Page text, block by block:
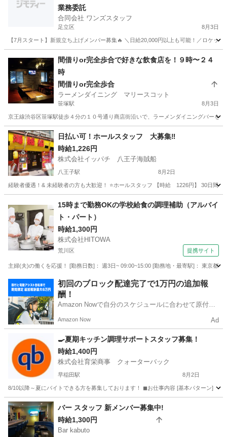
業務委託
合同会社 ワンズスタッフ
足立区 8月3日
【7月スタート】新規立ち上げメンバー募集🔥 ＼日給20,000円以上も可能！／
デリバリー オープニング
間借りor完全歩合で好きな飲食店を！９時〜２４
時
間借りor完全歩合
ラーメンダイニング マリースコット
笹塚駅 8月3日
京王線渋谷区笹塚駅徒歩４分の１０号通り商店街沿いで、ラーメンダイニングバーを
東京 渋谷区 笹塚駅 レストラン スタッフ
日払い可！ホールスタッフ 大募集‼︎
時給1,226円
株式会社イッパチ 八王子海賊船
八王子駅 8月2日
経験者優遇！& 未経験者の方も大歓迎！ ⭐️ホールスタッフ 【時給 1226円】 30日間
八王子駅 居酒屋 スタッフ
15時まで勤務OKの学校給食の調理補助（アルバイ
ト・パート）
時給1,300円
株式会社HITOWA
荒川区 提携サイト
主婦(夫)の働くを応援！ [勤務日数]： 週3日~ 09:00~15:00 [勤務地・最寄駅]： 東京都
その他
初回のブロック配達完了で1万円の追加報
酬！
Amazon Nowで自分のスケジュールに合わせて原付や
う！
Amazon Now Ad
🍳夏期キッチン調理サポートスタッフ募集！
時給1,400円
株式会社育栄商事 クォーターバック
早稲田駅 8月2日
8/10以降～夏にバイトできる方を募集しております！ ◼お仕事内容 [基本パターン] ①
東京 新宿区 早稲田駅 その他 スタッフ
バー スタッフ 新メンバー募集中!
時給1,300円
Bar kabuto